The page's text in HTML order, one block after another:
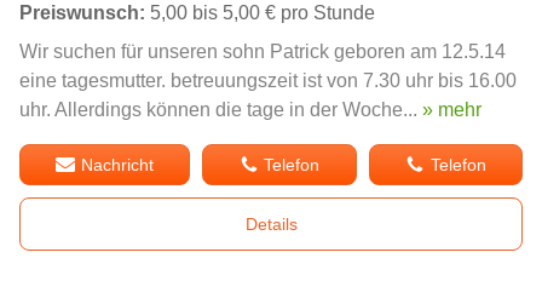
Preiswunsch: 5,00 bis 5,00 € pro Stunde
Wir suchen für unseren sohn Patrick geboren am 12.5.14
eine tagesmutter. betreuungszeit ist von 7.30 uhr bis 16.00
uhr. Allerdings können die tage in der Woche... » mehr
Nachricht Telefon Telefon
Details